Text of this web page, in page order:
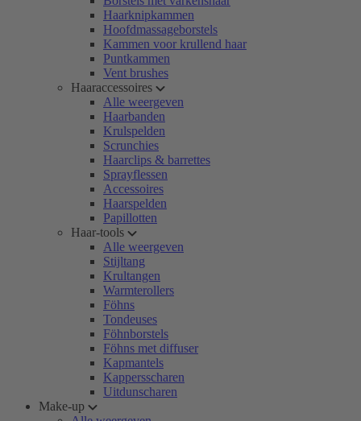
Haarknipkammen
Hoofdmassageborstels
Kammen voor krullend haar
Puntkammen
Vent brushes
Haaraccessoires
Alle weergeven
Haarbanden
Krulspelden
Scrunchies
Haarclips & barrettes
Sprayflessen
Accessoires
Haarspelden
Papillotten
Haar-tools
Alle weergeven
Stijltang
Krultangen
Warmterollers
Föhns
Tondeuses
Föhnborstels
Föhns met diffuser
Kapmantels
Kappersscharen
Uitdunscharen
Make-up